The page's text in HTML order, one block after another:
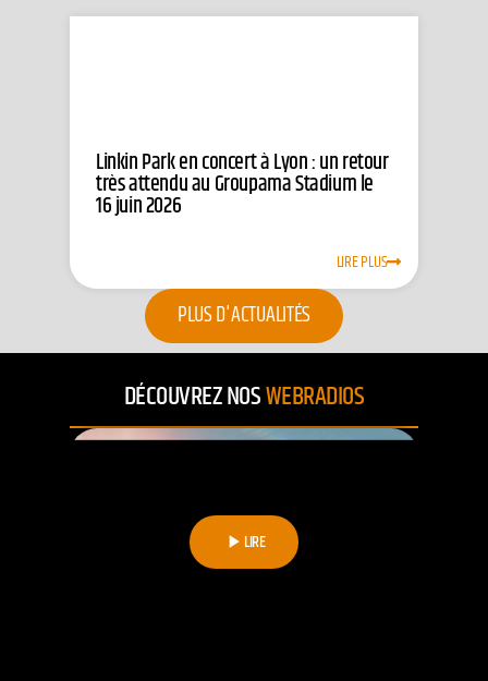
Linkin Park en concert à Lyon : un retour
très attendu au Groupama Stadium le
16 juin 2026
LIRE PLUS
PLUS D'ACTUALITÉS
DÉCOUVREZ NOSWEBRADIOS
play_arrow LIRE